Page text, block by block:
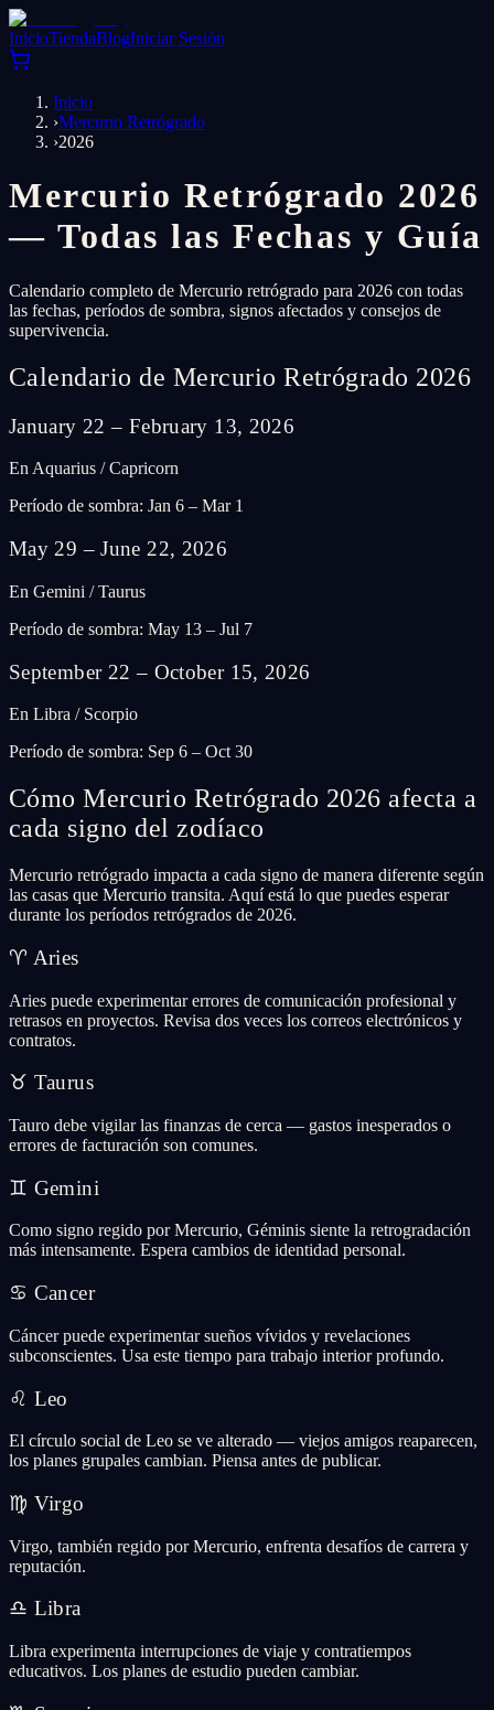
InicioTiendaBlogIniciar Sesión
Inicio
›Mercurio Retrógrado
›2026
Mercurio Retrógrado 2026
— Todas las Fechas y Guía
Calendario completo de Mercurio retrógrado para 2026 con todas
las fechas, períodos de sombra, signos afectados y consejos de
supervivencia.
Calendario de Mercurio Retrógrado 2026
January 22 – February 13, 2026
En Aquarius / Capricorn
Período de sombra: Jan 6 – Mar 1
May 29 – June 22, 2026
En Gemini / Taurus
Período de sombra: May 13 – Jul 7
September 22 – October 15, 2026
En Libra / Scorpio
Período de sombra: Sep 6 – Oct 30
Cómo Mercurio Retrógrado 2026 afecta a
cada signo del zodíaco
Mercurio retrógrado impacta a cada signo de manera diferente según
las casas que Mercurio transita. Aquí está lo que puedes esperar
durante los períodos retrógrados de 2026.
♈ Aries
Aries puede experimentar errores de comunicación profesional y
retrasos en proyectos. Revisa dos veces los correos electrónicos y
contratos.
♉ Taurus
Tauro debe vigilar las finanzas de cerca — gastos inesperados o
errores de facturación son comunes.
♊ Gemini
Como signo regido por Mercurio, Géminis siente la retrogradación
más intensamente. Espera cambios de identidad personal.
♋ Cancer
Cáncer puede experimentar sueños vívidos y revelaciones
subconscientes. Usa este tiempo para trabajo interior profundo.
♌ Leo
El círculo social de Leo se ve alterado — viejos amigos reaparecen,
los planes grupales cambian. Piensa antes de publicar.
♍ Virgo
Virgo, también regido por Mercurio, enfrenta desafíos de carrera y
reputación.
♎ Libra
Libra experimenta interrupciones de viaje y contratiempos
educativos. Los planes de estudio pueden cambiar.